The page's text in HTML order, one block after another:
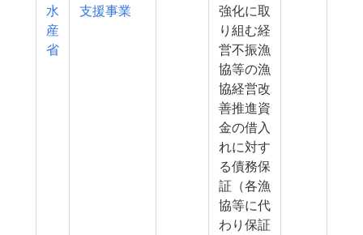
水
産
省
支援事業
強化に取
り組む経
営不振漁
協等の漁
協経営改
善推進資
金の借入
れに対す
る債務保
証（各漁
協等に代
わり保証